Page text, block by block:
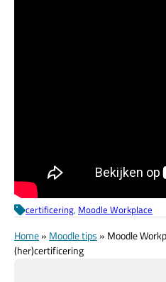
certificering, Moodle Workplace
Home» Moodle tips » Moodle
(her)certificering